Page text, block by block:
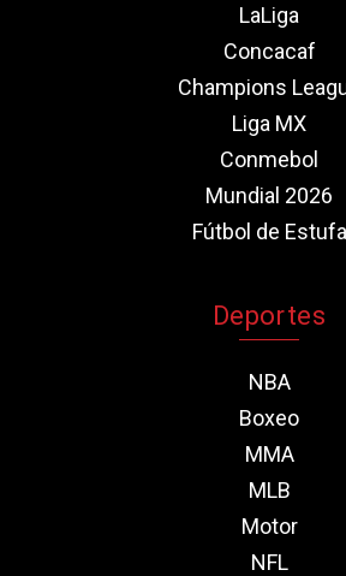
LaLiga
Concacaf
Champions
Liga MX
Conmebol
Mundial 2026
Fútbol de Estufa
Deportes
NBA
Boxeo
MMA
MLB
Motor
NFL